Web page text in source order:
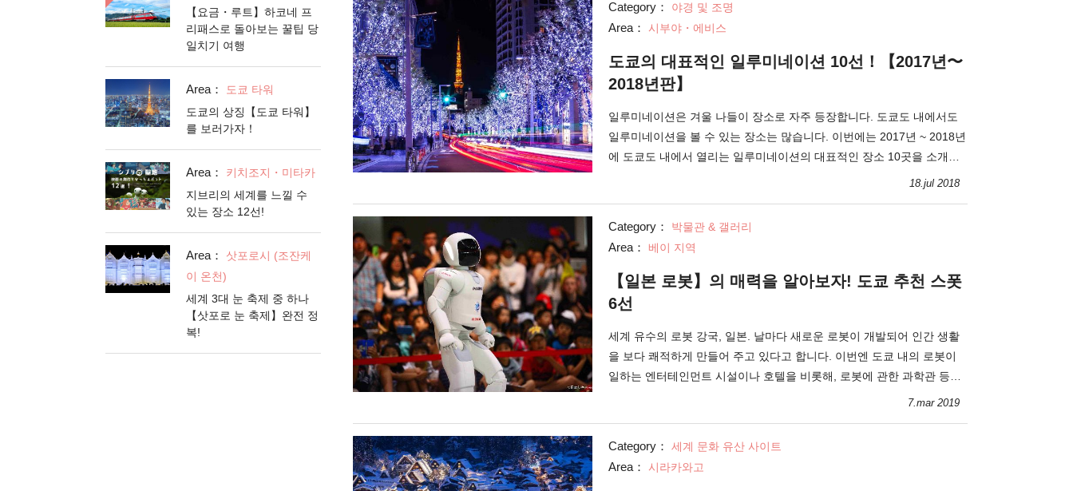
【요금・루트】하코네 프
리패스로 돌아보는 꿀팁 당
일치기 여행
Area：
도쿄 타워
도쿄의 상징【도쿄 타워】
를 보러가자！
Area：
키치조지・미타카
지브리의 세계를 느낄 수
있는 장소 12선!
Area：
삿포로시 (조잔케
이 온천)
세계 3대 눈 축제 중 하나
【삿포로 눈 축제】완전 정
복!
Category： 야경 및 조명
Area： 시부야・에비스
도쿄의 대표적인 일루미네이션 10선！【2017년〜
2018년판】
일루미네이션은 겨울 나들이 장소로 자주 등장합니다. 도쿄도 내에서도
일루미네이션을 볼 수 있는 장소는 많습니다. 이번에는 2017년 ~ 2018년
에 도쿄도 내에서 열리는 일루미네이션의 대표적인 장소 10곳을 소개합
18.jul 2018
Category： 박물관 & 갤러리
Area： 베이 지역
【일본 로봇】의 매력을 알아보자! 도쿄 추천 스폿
6선
세계 유수의 로봇 강국, 일본. 날마다 새로운 로봇이 개발되어 인간 생활
을 보다 쾌적하게 만들어 주고 있다고 합니다. 이번엔 도쿄 내의 로봇이
일하는 엔터테인먼트 시설이나 호텔을 비롯해, 로봇에 관한 과학관 등을
7.mar 2019
Category： 세계 문화 유산 사이트
Area： 시라카와고